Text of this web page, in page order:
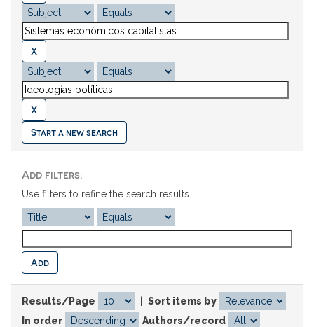
Start a new search
Add filters:
Use filters to refine the search results.
Results/Page
Sort items by
In order
Authors/record